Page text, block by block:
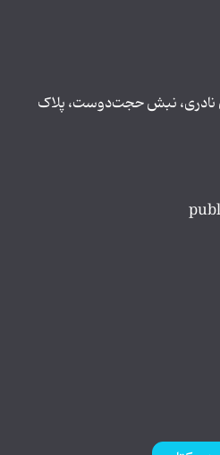
نادری، نبش حجت‌دوست، پلاک